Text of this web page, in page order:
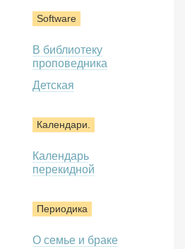
Software
В библиотеку
проповедника
Детская
Календари.
Календарь
перекидной
Периодика
О семье и браке